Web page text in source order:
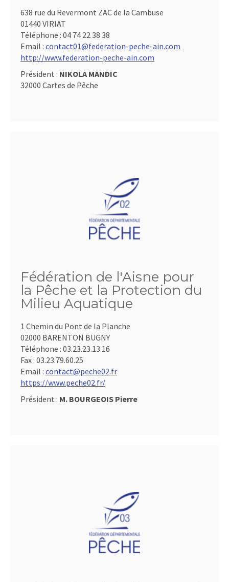
638 rue du Revermont ZAC de la Cambuse
01440 VIRIAT
Téléphone : 04 74 22 38 38
Email : contact01@federation-peche-ain.com
http://www.federation-peche-ain.com
Président : NIKOLA MANDIC
32000 Cartes de Pêche
Fédération de l'Aisne pour
la Pêche et la Protection du
Milieu Aquatique
1 Chemin du Pont de la Planche
02000 BARENTON BUGNY
Téléphone : 03.23.23.13.16
Fax : 03.23.79.60.25
Email : contact@peche02.fr
https://www.peche02.fr/
Président : M. BOURGEOIS Pierre